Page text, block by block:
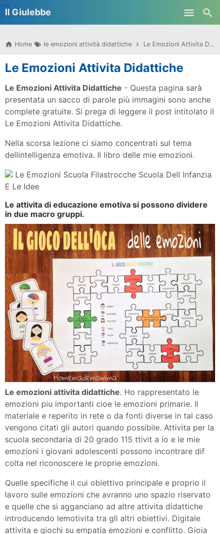
Il Giulebbe
Home le emozioni attività didattiche Le Emozioni Attivita Didattiche
Le Emozioni Attivita Didattiche
Le Emozioni Attivita Didattiche - Questa pagina sarà
presentata un sacco di parole più immagini sono anche
complete gratuite. Si prega di leggere il post intitolato il
Le Emozioni Attivita Didattiche.
Nella scorsa lezione ci siamo concentrati sul tema
dellintelligenza emotiva. Il libro delle mie emozioni.
Le Emozioni Scuola Filastrocche Scuola Dell Infanzia
E Le Idee
Le attivita di educazione emotiva si possono dividere
in due macro gruppi.
Le emozioni attivita didattiche. Ho rappresentato le
emozioni piu importanti cioe le emozioni primarie. Il
materiale e reperito in rete o da fonti diverse in tal caso
vengono citati gli autori quando possibile. Attivita per la
scuola secondaria di 20 grado 115 ttivit a io e le mie
emozioni i giovani adolescenti possono incontrare dif
colta nel riconoscere le proprie emozioni.
Quelle specifiche il cui obiettivo principale e proprio il
lavoro sulle emozioni che avranno uno spazio riservato
e quelle che si agganciano ad altre attivita didattiche
introducendo lemotivita tra gli altri obiettivi. Digitale
attivita e giochi su empatia emozioni e conflitto. Gioia